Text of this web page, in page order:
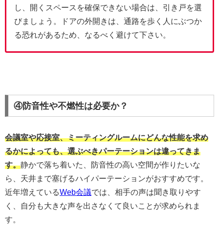
し、開くスペースを確保できない場合は、引き戸を選
びましょう。ドアの外開きは、通路を歩く人にぶつか
る恐れがあるため、なるべく避けて下さい。
④防音性や不燃性は必要か？
会議室や応接室、ミーティングルームにどんな性能を求め
るかによっても、選ぶべきパーテーションは違ってきま
す。静かで落ち着いた、防音性の高い空間が作りたいな
ら、天井まで塞げるハイパーテーションがおすすめです。
近年増えているWeb会議では、相手の声は聞き取りやす
く、自分も大きな声を出さなくて良いことが求められま
す。